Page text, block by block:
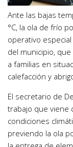
Ante las bajas
°C, la ola de frío
operativo
del municipio,
a familias en
calefacción y
El secretario de
trabajo que viene
condiciones
previendo la ola